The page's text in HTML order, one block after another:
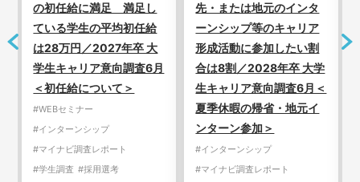
の初任給に満足 満足し
ている学生の平均初任給
は28万円／2027年卒 大
学生キャリア意向調査6月
＜初任給について＞
#WEBセミナー
#インターンシップ
#マイナビ調査レポート
#学生調査 #採用選考
先・または地元のインタ
ーンシップ等のキャリア
形成活動に参加したい割
合は8割／2028年卒 大学
生キャリア意向調査6月＜
夏季休暇の帰省・地元イ
ンターン参加＞
#インターンシップ
#マイナビ調査レポート